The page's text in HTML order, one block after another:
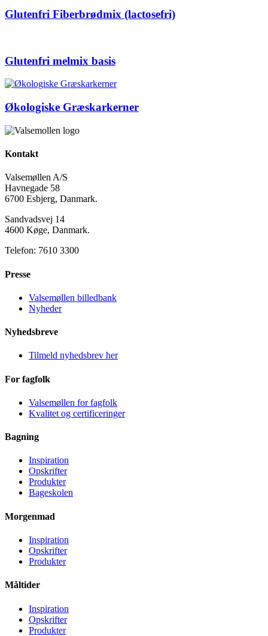
Glutenfri Fiberbrødmix (lactosefri)
Glutenfri melmix basis
Økologiske Græskarkerner
Kontakt
Valsemøllen A/S
Havnegade 58
6700 Esbjerg, Danmark.
Sandvadsvej 14
4600 Køge, Danmark.
Telefon: 7610 3300
Presse
Valsemøllen billedbank
Nyheder
Nyhedsbreve
Tilmeld nyhedsbrev her
For fagfolk
Valsemøllen for fagfolk
Kvalitet og certificeringer
Bagning
Inspiration
Opskrifter
Produkter
Bageskolen
Morgenmad
Inspiration
Opskrifter
Produkter
Måltider
Inspiration
Opskrifter
Produkter